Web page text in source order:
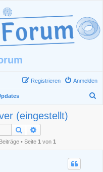
Anmelden
Registrieren
(eingestellt)
Suche
• Seite 1 von 1